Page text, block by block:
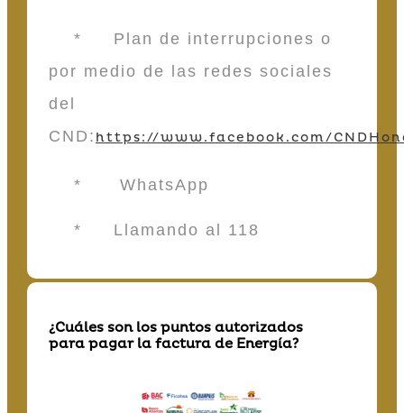
* Plan de interrupciones o
por medio de las redes sociales
del
CND: https://www.facebook.com/
* WhatsApp
* Llamando al 118
¿Cuáles son los puntos autorizados
para pagar la factura de Energía?